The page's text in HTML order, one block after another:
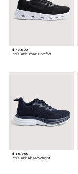
$ 79.900
Tenis Knit Urban Comfort
$ 89.900
Tenis Knit Air Movement